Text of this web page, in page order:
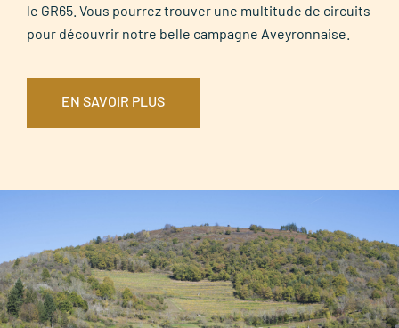
le GR65. Vous pourrez trouver une multitude de circuits
pour découvrir notre belle campagne Aveyronnaise.
EN SAVOIR PLUS